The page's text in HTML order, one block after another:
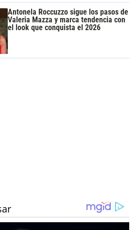
Antonela Roccuzzo sigue los pasos de
Valeria Mazza y marca tendencia con
el look que conquista el 2026